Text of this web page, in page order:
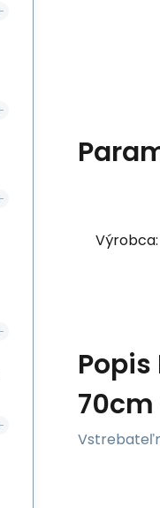
Výrobca:
Popis